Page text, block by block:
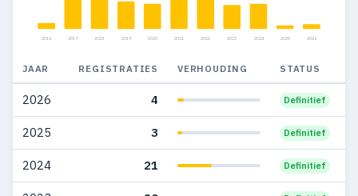
2011
2009 184 55
2008 578 189
2007 756 206
2006 861 235
2016 2017 2018 2019 2020 2021 2022 2023 2024 2025 2026
JAAR REGISTRATIES VERHOUDING STATUS
2026 4 Definitief
2025 3 Definitief
2024 21 Definitief